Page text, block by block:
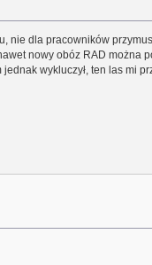
nie dla pracowników
nowy obóz RAD można
wykluczył, ten las mi